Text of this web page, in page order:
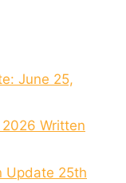
June 25,
2026 Written
Update 25th